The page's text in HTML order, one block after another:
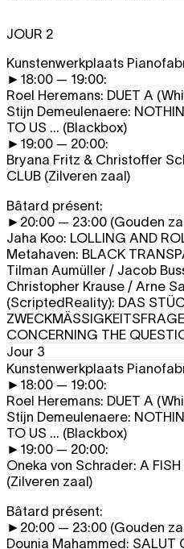
JOUR 2
Kunstenwerkplaats
►18:00 — 19:00:
Roel Heremans: DUET A
Stijn Demeulenaere:
TO US ... (Blackbox)
►19:00 — 20:00:
Bryana Fritz & Christoffer
CLUB (Zilveren zaal)
Bâtard présent:
►20:00 — 23:00 (Gouden
Jaha Koo: LOLLING AND
Metahaven: BLACK
Tilman Aumüller / Jacob
Christopher Krause / Arne
(ScriptedReality): DAS
ZWECKMÄSSIGKEITSFRAGE
CONCERNING THE
Jour 3
Kunstenwerkplaats
►18:00 — 19:00:
Roel Heremans: DUET A
Stijn Demeulenaere:
TO US ... (Blackbox)
►19:00 — 20:00:
Oneka von Schrader: A
(Zilveren zaal)
Bâtard présent:
►20:00 — 23:00 (Gouden
Dounia Mahammed: SALUT